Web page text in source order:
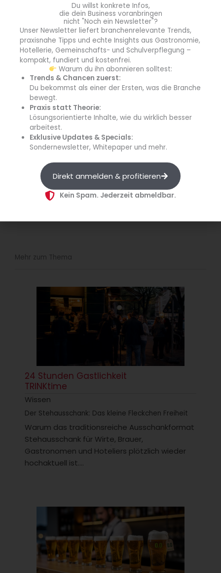
bis hin zu Catering und
Schulverpflegung –
kompakt, praxisnah und auf
den Punkt. Hinter den
Meldungen steht eine
erfahrene Fachredaktion mit
fundierter Branchenkenntnis,
welche täglich relevante
Informationen für
Entscheider recherchiert
Updates zu relevanten
Entwicklungen aus der
Branche gibt.
Mehr zum Thema
24 Stunden Gastlichkeit
TRINKtime
Wissen
Der Stehausschank: Das kleine Fleckchen Freiheit
Warum das traditionsreiche Ausschankformat
Stehausschank für Wirte, Brauer,
Gastronomen und Hoteliers plötzlich wieder
hochaktuell ist....
Du willst konkrete Infos,
die dein Business voranbringen
nicht "Noch ein Newsletter"?
Unser Newsletter liefert branchenrelevante Trends,
praxisnahe Tipps und echte Insights aus Gastronomie,
Hotellerie, Gemeinschafts- und Schulverpflegung –
kompakt, fundiert und kostenfrei.
Warum du ihn abonnieren solltest:
Trends & Chancen zuerst:
Du bekommst als einer der Ersten, was die Branche
bewegt.
Praxis statt Theorie:
Lösungsorientierte Inhalte, wie du wirklich besser
arbeitest.
Exklusive Updates & Specials:
Sondernewsletter, Whitepaper und mehr.
Direkt anmelden & profitieren
Kein Spam. Jederzeit abmeldbar.